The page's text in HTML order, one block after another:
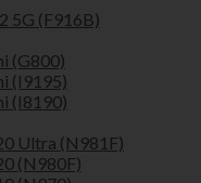
5G (F916B)
(G800)
(I9195)
(I8190)
Ultra (N981F)
(N980F)